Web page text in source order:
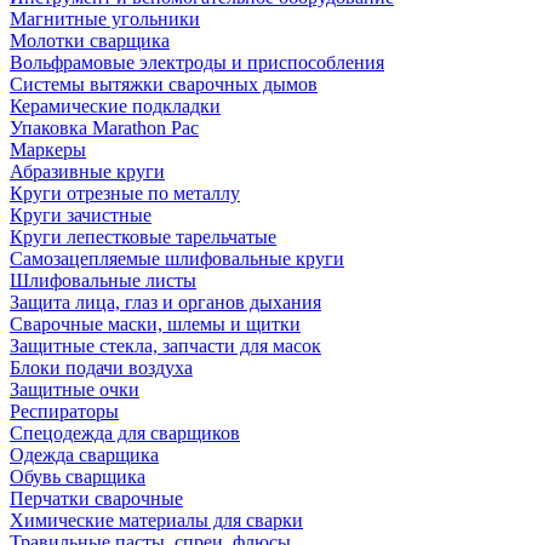
Магнитные угольники
Молотки сварщика
Вольфрамовые электроды и приспособления
Системы вытяжки сварочных дымов
Керамические подкладки
Упаковка Marathon Pac
Маркеры
Абразивные круги
Круги отрезные по металлу
Круги зачистные
Круги лепестковые тарельчатые
Самозацепляемые шлифовальные круги
Шлифовальные листы
Защита лица, глаз и органов дыхания
Сварочные маски, шлемы и щитки
Защитные стекла, запчасти для масок
Блоки подачи воздуха
Защитные очки
Респираторы
Спецодежда для сварщиков
Одежда сварщика
Обувь сварщика
Перчатки сварочные
Химические материалы для сварки